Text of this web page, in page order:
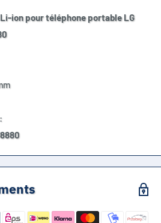
ion pour téléphone portable LG